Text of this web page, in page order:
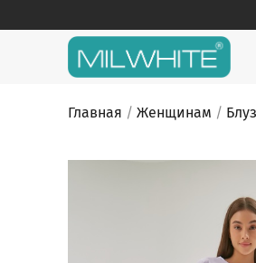
to
MILWHITE
MILWHITE — интернет
Главная / Женщинам /